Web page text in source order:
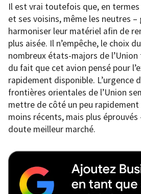
Il est vrai toutefois que, en termes
et ses voisins, même les neutres –
harmoniser leur matériel afin de
plus aisée. Il n’empêche, le choix
nombreux états-majors de
du fait que cet avion pensé pour
rapidement disponible. L’urgence
frontières orientales de l’Union
mettre de côté un peu
moins récents, mais plus éprouvés
doute meilleur marché.